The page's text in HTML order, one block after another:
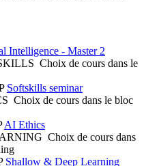
Intelligence - Master 2
Choix de cours dans le
Softskills seminar
Choix de cours dans le bloc
AI Ethics
Choix de cours dans
Shallow & Deep Learning